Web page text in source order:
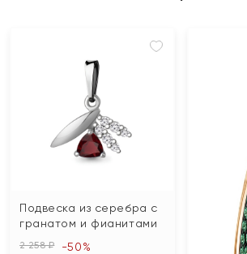
Подвеска из серебра с
гранатом и фианитами
2 258 ₽ -50%